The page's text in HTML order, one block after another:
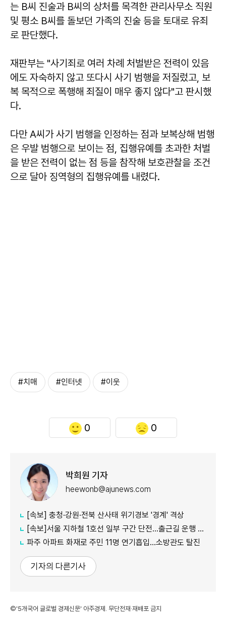
는 B씨 진술과 B씨의 상처를 목격한 관리사무소 직원
및 평소 B씨를 돌보던 가족의 진술 등을 토대로 유죄
로 판단했다.
재판부는 "사기죄로 여러 차례 처벌받은 전력이 있음
에도 자숙하지 않고 또다시 사기 범행을 저질렀고, 보
복 목적으로 폭행해 죄질이 매우 좋지 않다"고 판시했
다.
다만 A씨가 사기 범행을 인정하는 점과 보복상해 범행
은 우발 범행으로 보이는 점, 집행유예를 초과한 처벌
을 받은 전력이 없는 점 등을 참작해 보호관찰을 조건
으로 달아 징역형의 집행유예를 내렸다.
#치매 #인터넷 #이웃
0 0
박희원 기자
heewonb@ajunews.com
[속보] 충청·강원·전북 산사태 위기경보 '경계' 격상
[속보]서울 지하철 1호선 일부 구간 단전…출근길 운행 지연
파주 아파트 화재로 주민 11명 연기흡입…소방관도 탈진
기자의 다른기사
©'5개국어 글로벌 경제신문' 아주경제. 무단전재·재배포 금지